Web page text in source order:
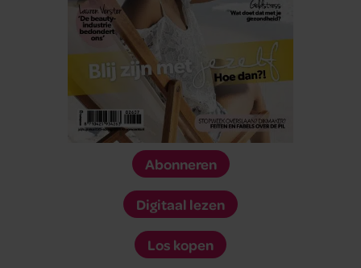
Abonneren
Digitaal lezen
Los kopen